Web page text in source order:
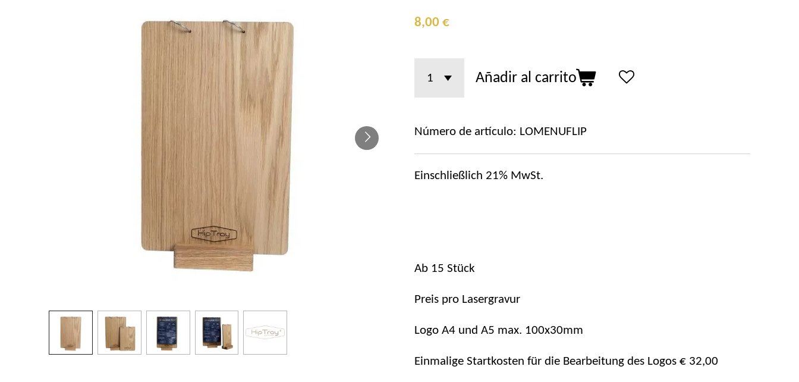
8,00 €
Añadir al carrito
Número de artículo: LOMENUFLIP
Einschließlich 21% MwSt.
Ab 15 Stück
Preis pro Lasergravur
Logo A4 und A5 max. 100x30mm
Einmalige Startkosten für die Bearbeitung des Logos € 32,00